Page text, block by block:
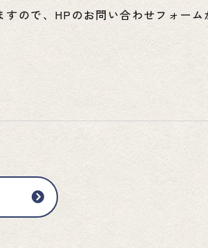
ので、HPのお問い合わせフォーム